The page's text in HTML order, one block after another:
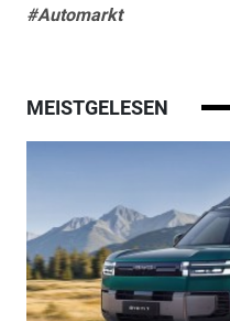
#Automarkt
MEISTGELESEN